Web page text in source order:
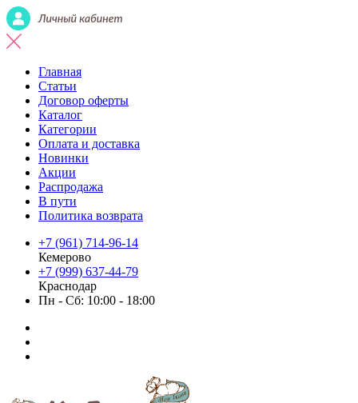
Главная
Статьи
Договор оферты
Каталог
Категории
Оплата и доставка
Новинки
Акции
Распродажа
В пути
Политика возврата
+7 (961) 714-96-14
Кемерово
+7 (999) 637-44-79
Краснодар
Пн - Сб: 10:00 - 18:00